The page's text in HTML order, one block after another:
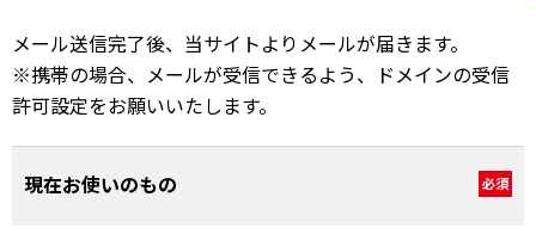
メール送信完了後、当サイトよりメールが届きます。
※携帯の場合、メールが受信できるよう、ドメインの受信
許可設定をお願いいたします。
現在お使いのもの 必須